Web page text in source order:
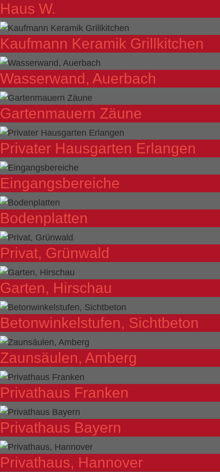
Haus W.
Kaufmann Keramik Grillkitchen
Wasserwand, Auerbach
Gartenmauern Zäune
Privater Hausgarten Erlangen
Eingangsbereiche
Bodenplatten
Privat, Grünwald
Garten, Hirschau
Betonwinkelstufen, Sichtbeton
Zaunsäulen, Amberg
Privathaus Franken
Privathaus Bayern
Privathaus, Hannover